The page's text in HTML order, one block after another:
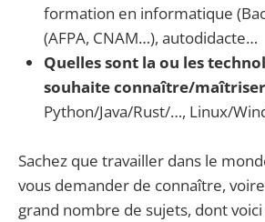
formation en informatique
(AFPA, CNAM…), autodidacte…
Quelles sont la ou les
souhaite connaître/maîtriser
Python/Java/Rust/…, Linux/
Sachez que travailler dans le
vous demander de connaître,
grand nombre de sujets, dont